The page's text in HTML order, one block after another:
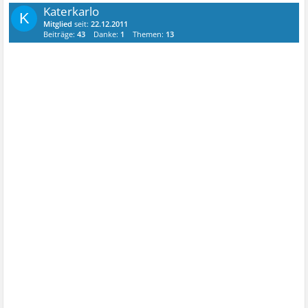
K Katerkarlo
Mitglied seit:22.12.2011
Beiträge:43 Danke: 1 Themen: 13